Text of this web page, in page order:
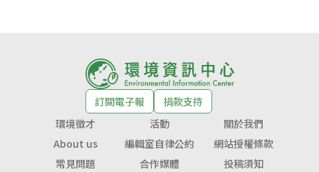
訂閱電子報
捐款支持
環境徵才
活動
關於我們
About us
編輯室自律公約
網站授權條款
常見問題
合作媒體 投稿須知